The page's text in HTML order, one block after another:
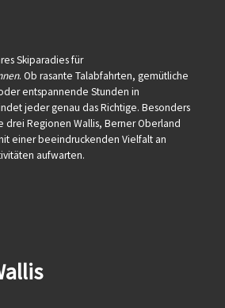
Skiparadies für
. Ob rasante Talabfahrten, gemütliche
entspannende Stunden in
jeder genau das Richtige. Besonders
drei Regionen Wallis, Berner Oberland
einer beeindruckenden Vielfalt an
aufwarten.